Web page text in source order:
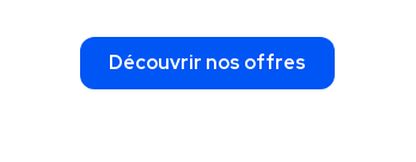
Découvrir nos offres